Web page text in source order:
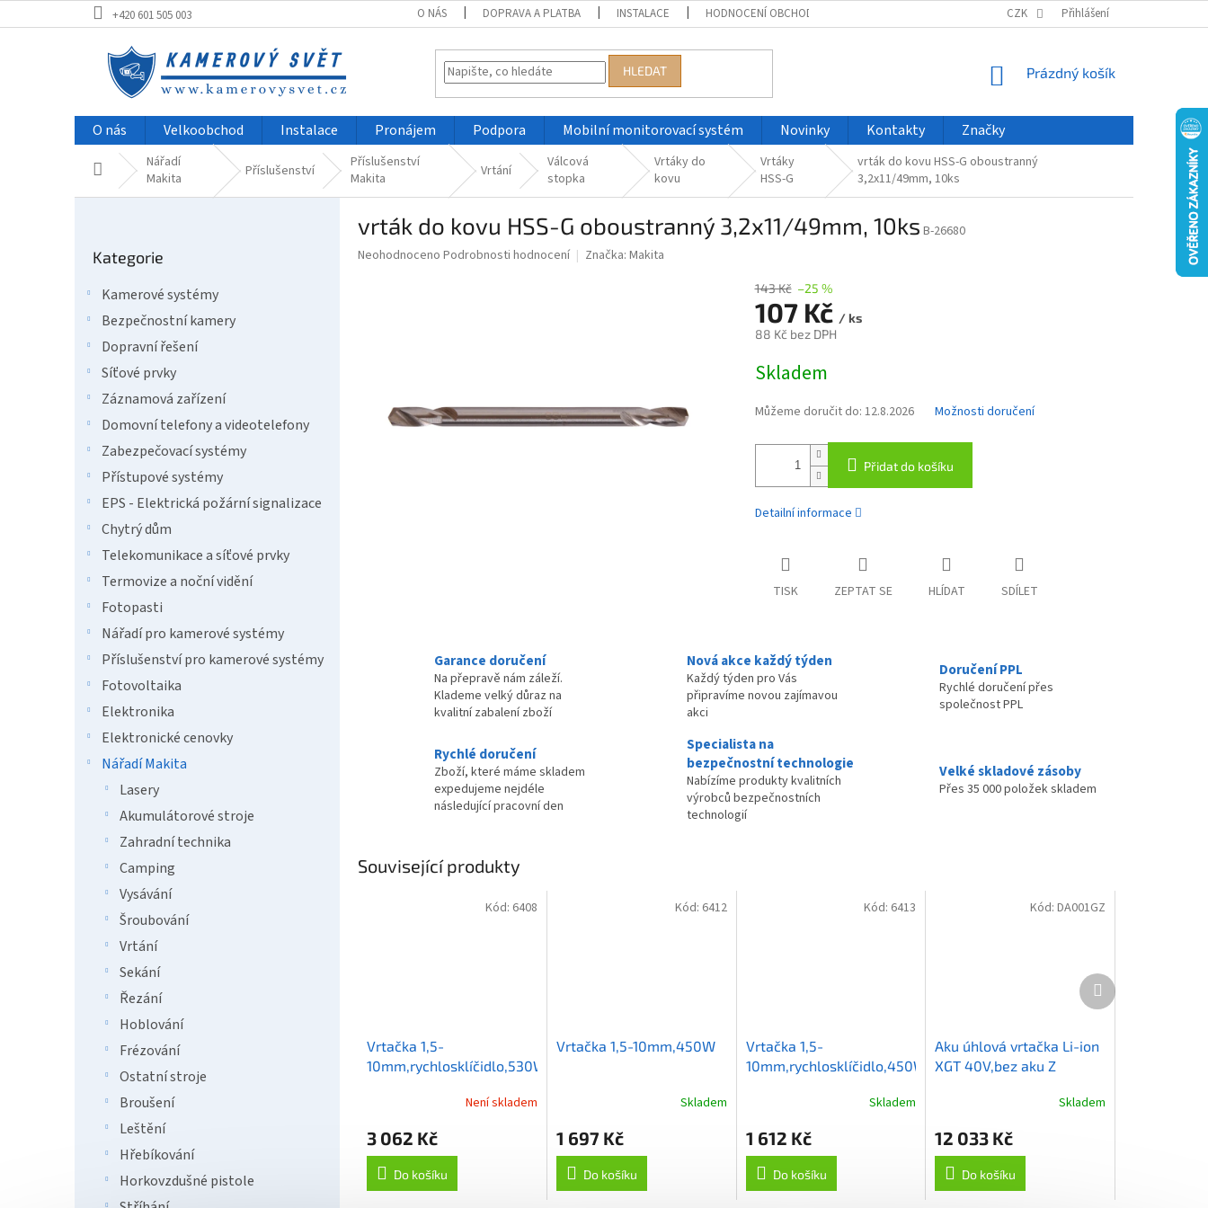
na
+420 601 505 003 O NÁS DOPRAVA A PLATBA INSTALACE HODNOCENÍ OBCHODU VELKOOBCHOD ČASTO KLADENÉ DOTAZY
CZK Přihlášení
HLEDAT
NÁKUPNÍ
Prázdný košík
O nás Velkoobchod Instalace Pronájem Podpora Mobilní monitorovací systém Novinky Kontakty Značky
Domů Nářadí
Makita
Příslušenství
Příslušenství
Makita
Vrtání
Válcová
stopka
Vrtáky do
kovu
Vrtáky
HSS-G
vrták do kovu HSS-G oboustranný
3,2x11/49mm, 10ks
kategorie
Kategorie
Kamerové systémy
Bezpečnostní kamery
Dopravní řešení
Síťové prvky
Záznamová zařízení
Domovní telefony a videotelefony
Zabezpečovací systémy
Přístupové systémy
EPS - Elektrická požární signalizace
Chytrý dům
Telekomunikace a síťové prvky
Termovize a noční vidění
Fotopasti
Nářadí pro kamerové systémy
Příslušenství pro kamerové systémy
Fotovoltaika
Elektronika
Elektronické cenovky
Nářadí Makita
Lasery
Akumulátorové stroje
Zahradní technika
Camping
Vysávání
Šroubování
Vrtání
Sekání
Řezání
Hoblování
Frézování
Ostatní stroje
Broušení
Leštění
Hřebíkování
Horkovzdušné pistole
vrták do kovu HSS-G oboustranný 3,2x11/49mm, 10ks B-26680
Průměrné
Neohodnoceno Podrobnosti hodnocení Značka: Makita
143 Kč –25 %
107 Kč / ks
88 Kč bez DPH
cena:
Skladem
Můžeme doručit do: 12.8.2026 Možnosti doručení
Přidat do košíku
Detailní informace
TISK ZEPTAT SE HLÍDAT SDÍLET
Garance doručení
Na přepravě nám záleží.
Klademe velký důraz na
kvalitní zabalení zboží
Nová akce každý týden
Každý týden pro Vás
připravíme novou zajímavou
akci
Doručení PPL
Rychlé doručení přes
společnost PPL
Rychlé doručení
Zboží, které máme skladem
expedujeme nejdéle
následující pracovní den
Specialista na
bezpečnostní technologie
Nabízíme produkty kvalitních
výrobců bezpečnostních
technologií
Velké skladové zásoby
Přes 35 000 položek skladem
Související produkty
Vrtačka 1,5-
10mm,rychlosklíčidlo,530W
Není skladem
3 062 Kč
Do košíku
Kód: 6408
Vrtačka 1,5-10mm,450W
Skladem
1 697 Kč
Do košíku
Kód: 6412
Vrtačka 1,5-
10mm,rychlosklíčidlo,450W
Skladem
1 612 Kč
Do košíku
Kód: 6413
Aku úhlová vrtačka Li-ion
XGT 40V,bez aku Z
Skladem
12 033 Kč
Do košíku
Kód: DA001GZ
Další
produkt